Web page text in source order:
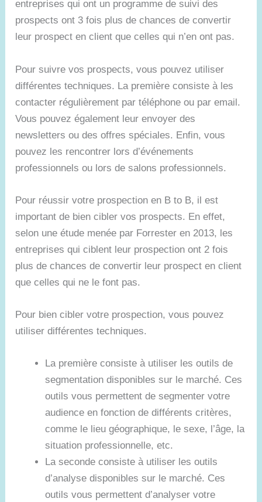
entreprises qui ont un programme de suivi des
prospects ont 3 fois plus de chances de convertir
leur prospect en client que celles qui n’en ont pas.
Pour suivre vos prospects, vous pouvez utiliser
différentes techniques. La première consiste à les
contacter régulièrement par téléphone ou par email.
Vous pouvez également leur envoyer des
newsletters ou des offres spéciales. Enfin, vous
pouvez les rencontrer lors d’événements
professionnels ou lors de salons professionnels.
Pour réussir votre prospection en B to B, il est
important de bien cibler vos prospects. En effet,
selon une étude menée par Forrester en 2013, les
entreprises qui ciblent leur prospection ont 2 fois
plus de chances de convertir leur prospect en client
que celles qui ne le font pas.
Pour bien cibler votre prospection, vous pouvez
utiliser différentes techniques.
La première consiste à utiliser les outils de
segmentation disponibles sur le marché. Ces
outils vous permettent de segmenter votre
audience en fonction de différents critères,
comme le lieu géographique, le sexe, l’âge, la
situation professionnelle, etc.
La seconde consiste à utiliser les outils
d’analyse disponibles sur le marché. Ces
outils vous permettent d’analyser votre